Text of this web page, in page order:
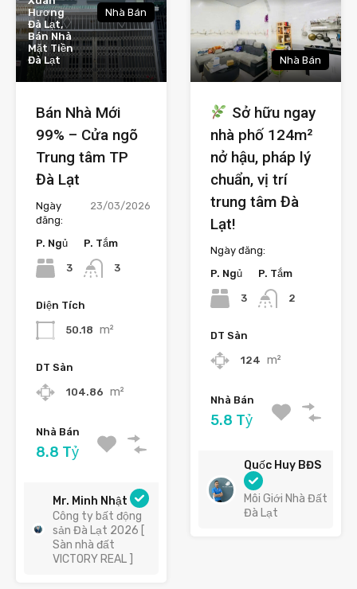
Hương
Đà Lạt,
Bán Nhà
Mặt Tiền
Đà Lạt
Nhà Bán
Bán Nhà Mới
99% – Cửa ngõ
Trung tâm TP
Đà Lạt
Ngày
đăng:
23/03/2026
P. Ngủ
3
P. Tắm
3
Diện Tích
50.18 m²
DT Sàn
104.86 m²
Nhà Bán
8.8 Tỷ
Mr. Minh Nhật
Công ty bất động
sản Đà Lạt 2026 [
Sàn nhà đất
VICTORY REAL ]
Nhà Bán
Sở hữu ngay
nhà phố 124m²
nở hậu, pháp lý
chuẩn, vị trí
trung tâm Đà
Lạt!
Ngày đăng:
P. Ngủ
3
P. Tắm
2
DT Sàn
124 m²
Nhà Bán
5.8 Tỷ
Quốc Huy BĐS
Môi Giới Nhà Đất
Đà Lạt